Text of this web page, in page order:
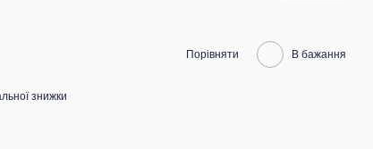
Порівняти В бажання
знижки